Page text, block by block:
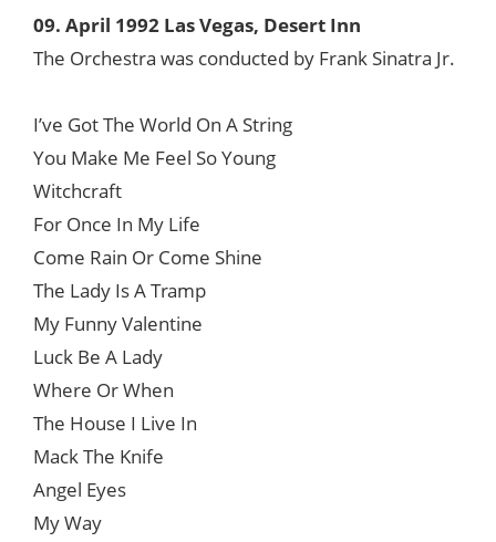
09. April 1992 Las Vegas, Desert Inn
The Orchestra was conducted by Frank Sinatra Jr.
I’ve Got The World On A String
You Make Me Feel So Young
Witchcraft
For Once In My Life
Come Rain Or Come Shine
The Lady Is A Tramp
My Funny Valentine
Luck Be A Lady
Where Or When
The House I Live In
Mack The Knife
Angel Eyes
My Way